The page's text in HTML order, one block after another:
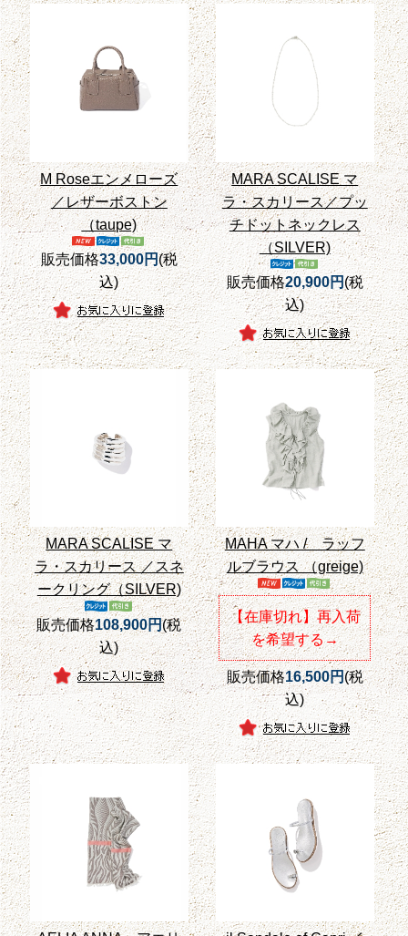
M Roseエンメローズ
／レザーボストン
（taupe)
販売価格33,000円(税
込)
MARA SCALISE マ
ラ・スカリース／プッ
チドットネックレス
（SILVER)
販売価格20,900円(税
込)
MARA SCALISE マ
ラ・スカリース ／スネ
ークリング（SILVER)
販売価格108,900円(税
込)
MAHA マハ / ラッフ
ルブラウス （greige)
【在庫切れ】再入荷
を希望する→
販売価格16,500円(税
込)